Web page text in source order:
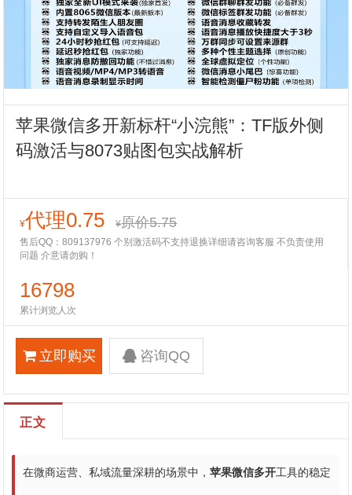
苹果微信多开新标杆“小浣熊”：TF版外侧
码激活与8073贴图包实战解析
¥代理0.75 ¥原价5.75
售后QQ：809137976 个别激活码不支持退换详细请咨询客服 不负责使用
问题 介意请勿购！
16798
累计浏览人次
立即购买 咨询QQ
正文
在微商运营、私域流量深耕的场景中，苹果微信多开工具的稳定